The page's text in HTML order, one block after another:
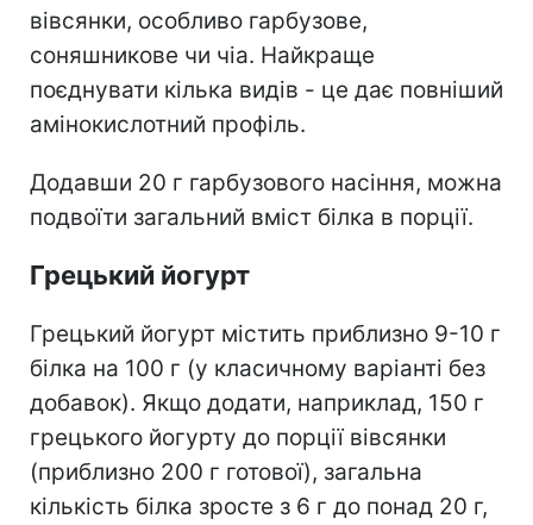
вівсянки, особливо гарбузове,
соняшникове чи чіа. Найкраще
поєднувати кілька видів - це дає повніший
амінокислотний профіль.
Додавши 20 г гарбузового насіння, можна
подвоїти загальний вміст білка в порції.
Грецький йогурт
Грецький йогурт містить приблизно 9-10 г
білка на 100 г (у класичному варіанті без
добавок). Якщо додати, наприклад, 150 г
грецького йогурту до порції вівсянки
(приблизно 200 г готової), загальна
кількість білка зросте з 6 г до понад 20 г,